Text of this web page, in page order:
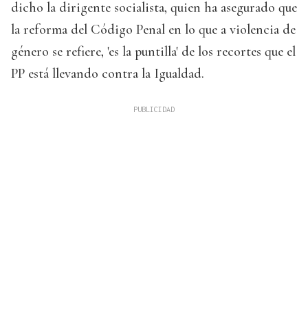
dicho la dirigente socialista, quien ha asegurado que
la reforma del Código Penal en lo que a violencia de
género se refiere, 'es la puntilla' de los recortes que el
PP está llevando contra la Igualdad.